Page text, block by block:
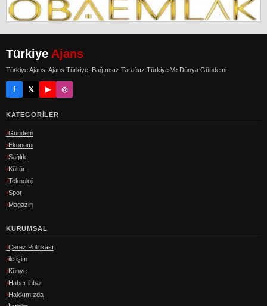
Türkiye Ajans
Türkiye Ajans. Ajans Türkiye, Bağımsız Tarafsız Türkiye Ve Dünya Gündemi
f 𝕏 ▶ ◎
KATEGORILER
Gündem
Ekonomi
Sağlık
Kültür
Teknoloji
Spor
Magazin
KURUMSAL
Çerez Politikası
iletişim
Künye
Haber ihbar
Hakkımızda